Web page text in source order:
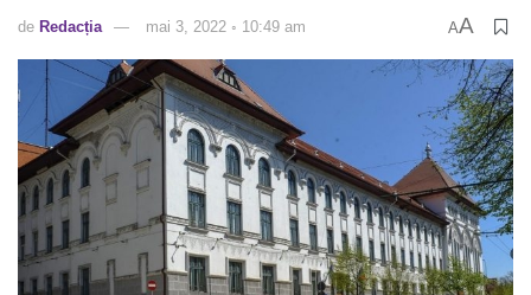
de Redacția mai 3, 2022 ◦ 10:49 am AA